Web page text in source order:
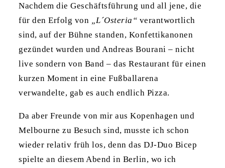
Nachdem die Geschäftsführung und all jene, die
für den Erfolg von „L´Osteria“ verantwortlich
sind, auf der Bühne standen, Konfettikanonen
gezündet wurden und Andreas Bourani – nicht
live sondern von Band – das Restaurant für einen
kurzen Moment in eine Fußballarena
verwandelte, gab es auch endlich Pizza.
Da aber Freunde von mir aus Kopenhagen und
Melbourne zu Besuch sind, musste ich schon
wieder relativ früh los, denn das DJ-Duo Bicep
spielte an diesem Abend in Berlin, wo ich